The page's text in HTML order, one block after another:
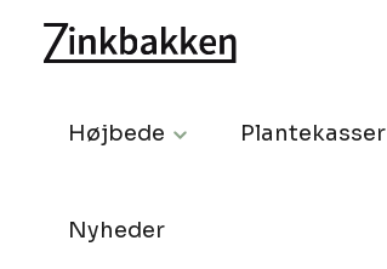
Højbede Plantekasser
Nyheder